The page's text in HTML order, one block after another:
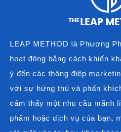
LEAP METHOD là Phương
hoạt động bằng cách khiến
ý đến các thông điệp
với sự hứng thú và phấn
cảm thấy một nhu cầu mãnh
phẩm hoặc dịch vụ của bạn,